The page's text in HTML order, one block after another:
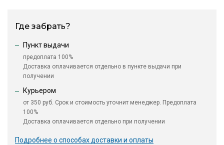
Где забрать?
Пункт выдачи
предоплата 100%
Доставка оплачивается отдельно в пункте выдачи при
получении
Курьером
от 350 руб. Срок и стоимость уточнит менеджер. Предоплата
100%
Доставка оплачивается отдельно при получении
Подробнее о способах доставки и оплаты